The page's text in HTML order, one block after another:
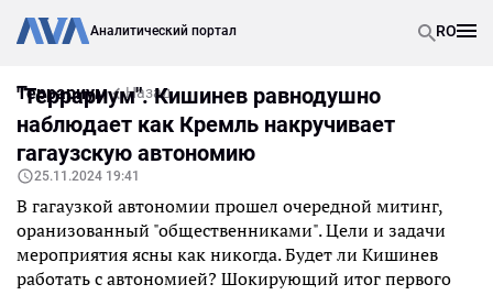
Аналитический портал RO
Террариум Назад
"Террариум". Кишинев равнодушно
наблюдает как Кремль накручивает
гагаузскую автономию
25.11.2024 19:41
В гагаузкой автономии прошел очередной митинг,
оранизованный "общественниками". Цели и задачи
мероприятия ясны как никогда. Будет ли Кишинев
работать с автономией? Шокирующий итог первого